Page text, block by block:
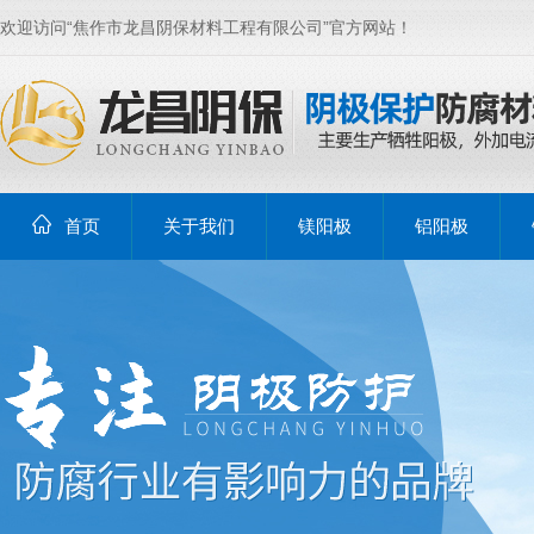
欢迎访问“焦作市龙昌阴保材料工程有限公司”官方网站！
首页 关于我们 镁阳极 铝阳极